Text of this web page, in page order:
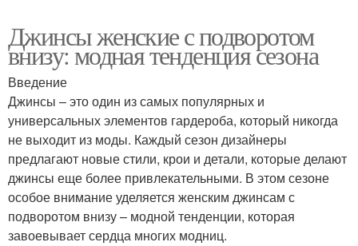
Джинсы женские с подворотом
внизу: модная тенденция сезона
Введение
Джинсы – это один из самых популярных и
универсальных элементов гардероба, который никогда
не выходит из моды. Каждый сезон дизайнеры
предлагают новые стили, крои и детали, которые делают
джинсы еще более привлекательными. В этом сезоне
особое внимание уделяется женским джинсам с
подворотом внизу – модной тенденции, которая
завоевывает сердца многих модниц.